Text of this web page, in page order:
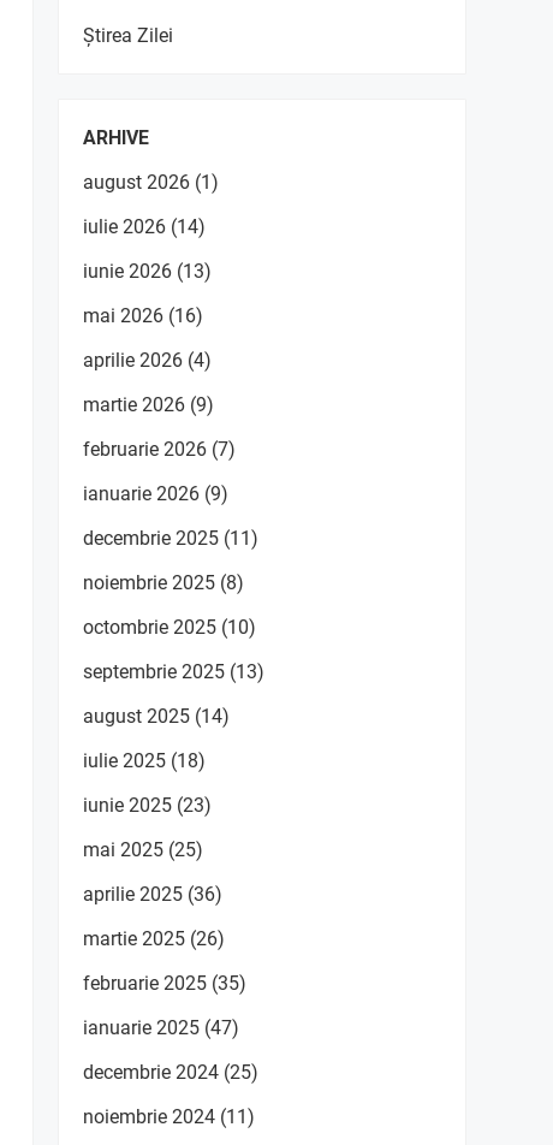
Știrea Zilei
ARHIVE
august 2026 (1)
iulie 2026 (14)
iunie 2026 (13)
mai 2026 (16)
aprilie 2026 (4)
martie 2026 (9)
februarie 2026 (7)
ianuarie 2026 (9)
decembrie 2025 (11)
noiembrie 2025 (8)
octombrie 2025 (10)
septembrie 2025 (13)
august 2025 (14)
iulie 2025 (18)
iunie 2025 (23)
mai 2025 (25)
aprilie 2025 (36)
martie 2025 (26)
februarie 2025 (35)
ianuarie 2025 (47)
decembrie 2024 (25)
noiembrie 2024 (11)